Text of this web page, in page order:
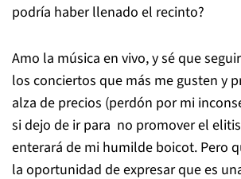
podría haber llenado el recinto?
Amo la música en vivo, y sé que
los conciertos que más me gusten y
alza de precios (perdón por mi
si dejo de ir para no promover el
enterará de mi humilde boicot. Pero
la oportunidad de expresar que es